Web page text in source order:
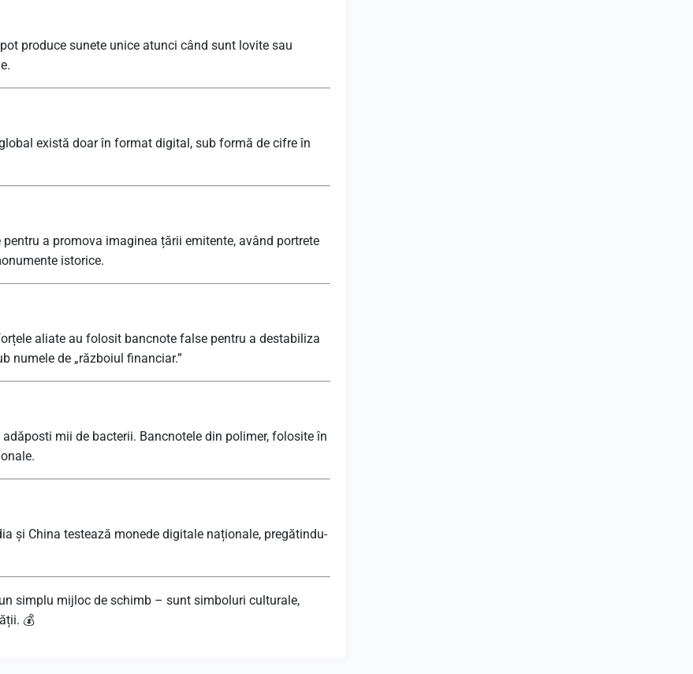
produce sunete unice atunci când sunt lovite sau
există doar în format digital, sub formă de cifre în
a promova imaginea țării emitente, având portrete
istorice.
aliate au folosit bancnote false pentru a destabiliza
numele de „războiul financiar.”
mii de bacterii. Bancnotele din polimer, folosite în
și China testează monede digitale naționale, pregătindu-
simplu mijloc de schimb – sunt simboluri culturale,
💰